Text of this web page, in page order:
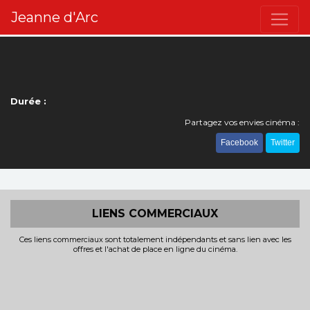
Jeanne d'Arc
Durée :
Partagez vos envies cinéma :
Facebook Twitter
LIENS COMMERCIAUX
Ces liens commerciaux sont totalement indépendants et sans lien avec les
offres et l'achat de place en ligne du cinéma.